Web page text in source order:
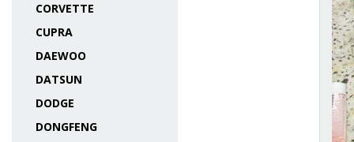
CORVETTE
CUPRA
DAEWOO
DATSUN
DODGE
DONGFENG